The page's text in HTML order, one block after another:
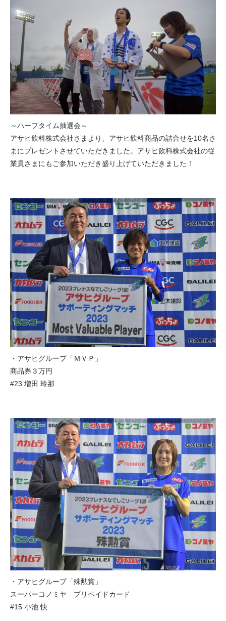
～ハーフタイム抽選会～
アサヒ飲料株式会社さまより、アサヒ飲料商品の詰合せを10名さ
まにプレゼントさせていただきました。アサヒ飲料株式会社の従
業員さまにもご参加いただき盛り上げていただきました！
・アサヒグループ「ＭＶＰ」
商品券３万円
#23 増田 玲那
・アサヒグループ「殊勲賞」
スーパーコノミヤ プリペイドカード
#15 小池 快